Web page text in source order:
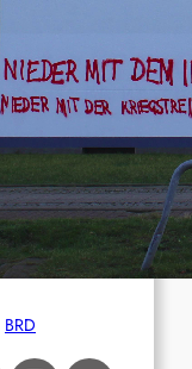
BRD